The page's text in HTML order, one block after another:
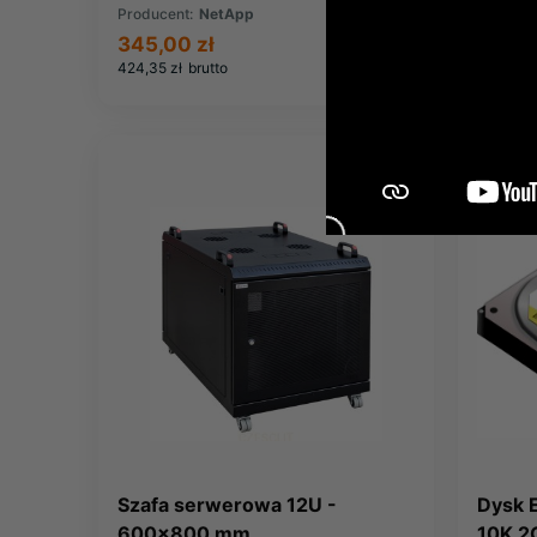
Producent: NetApp
424,35 zł brutto
345,00 zł
Szafa serwerowa 12U -
Dysk